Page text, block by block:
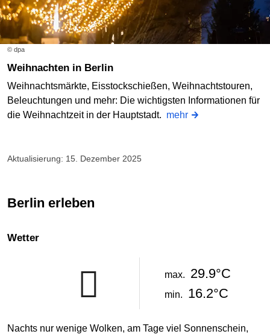
© dpa
Weihnachten in Berlin
Weihnachtsmärkte, Eisstockschießen, Weihnachtstouren,
Beleuchtungen und mehr: Die wichtigsten Informationen für
die Weihnachtzeit in der Hauptstadt. mehr
Aktualisierung: 15. Dezember 2025
Berlin erleben
Wetter
max. 29.9°C
min. 16.2°C
Nachts nur wenige Wolken, am Tage viel Sonnenschein,